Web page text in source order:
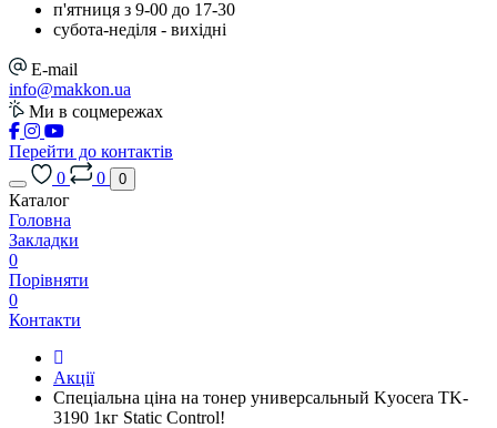
п'ятниця з 9-00 до 17-30
cубота-неділя - вихідні
E-mail
info@makkon.ua
Ми в соцмережах
Перейти до контактів
0
0 0
Каталог
Головна
Закладки
0
Порівняти
0
Контакти
Акції
Cпеціальна ціна на тонер универсальный Kyocera TK-
3190 1кг Static Control!